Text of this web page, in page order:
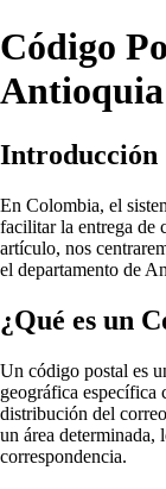
Código
Antioquia
Introducción
En Colombia, el
facilitar la entrega de
artículo, nos
el departamento de
¿Qué es un
Un código postal es
geográfica
distribución del
un área determinada,
correspondencia.